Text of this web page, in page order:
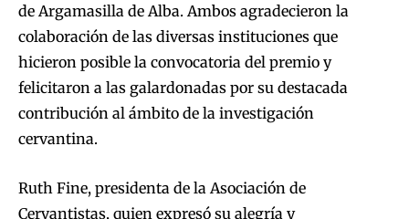
de Argamasilla de Alba. Ambos agradecieron la
colaboración de las diversas instituciones que
hicieron posible la convocatoria del premio y
felicitaron a las galardonadas por su destacada
contribución al ámbito de la investigación
cervantina.
Ruth Fine, presidenta de la Asociación de
Cervantistas, quien expresó su alegría y